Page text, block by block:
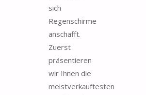
sich
Regenschirme
anschafft.
Zuerst
präsentieren
wir Ihnen die
meistverkauftesten